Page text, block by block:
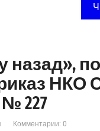
назад»,
НКО
№ 227
Комментарии: 0